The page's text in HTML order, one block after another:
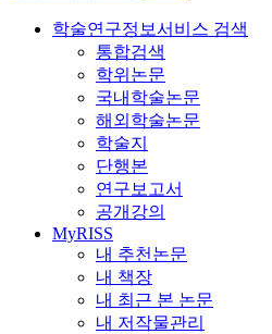
학술연구정보서비스 검색
통합검색
학위논문
국내학술논문
해외학술논문
학술지
단행본
연구보고서
공개강의
MyRISS
내 추천논문
내 책장
내 최근 본 논문
내 저작물관리